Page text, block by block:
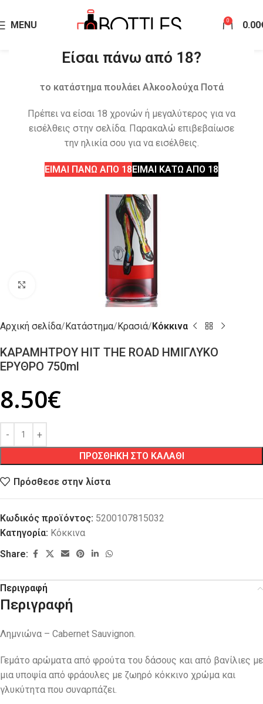
Είσαι πάνω από 18?
το κατάστημα πουλάει Αλκοολούχα Ποτά
Πρέπει να είσαι 18 χρονών ή μεγαλύτερος για να
εισέλθεις στην σελίδα. Παρακαλώ επιβεβαίωσε
την ηλικία σου για να εισέλθεις.
ΕΙΜΑΙ ΠΑΝΩ ΑΠΟ 18ΕΙΜΑΙ ΚΑΤΩ ΑΠΟ 18
MENU 0 0.00
Αρχική σελίδα Κατάστημα Κρασιά Κόκκινα
ΚΑΡΑΜΗΤΡΟΥ HIT THE ROAD ΗΜΙΓΛΥΚΟ
ΕΡΥΘΡΟ 750ml
8.50€
ΠΡΟΣΘΗΚΗ ΣΤΟ ΚΑΛΑΘΙ
Πρόσθεσε στην λίστα
Κωδικός προϊόντος: 5200107815032
Κατηγορία: Κόκκινα
Share:
Περιγραφή
Περιγραφή
Λημνιώνα – Cabernet Sauvignon.
Γεμάτο αρώματα από φρούτα του δάσους και από βανίλιες με
μια υποψία από φράουλες με ζωηρό κόκκινο χρώμα και
γλυκύτητα που συναρπάζει.